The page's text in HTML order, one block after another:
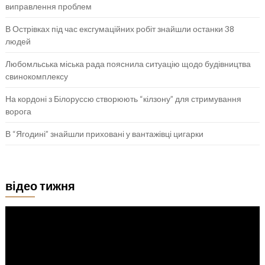
виправлення проблем
В Острівках під час ексгумаційних робіт знайшли останки 38
людей
Любомльська міська рада пояснила ситуацію щодо будівництва
свинокомплексу
На кордоні з Білоруссю створюють “кілзону” для стримування
ворога
В “Ягодині” знайшли приховані у вантажівці цигарки
відео тижня